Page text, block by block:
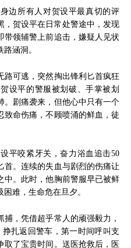
边所有人对贺设平最真切的评
，贺设平在日常处警途中，发现
带领辅警上前追击，嫌疑人见状
涵洞。
路可逃，突然掏出锋利匕首疯狂
设平的警服被划破、手掌被划
。剧痛袭来，但他心中只有一个
致命伤痛，不顾喷涌的鲜血，徒
平咬紧牙关，奋力浴血追击50
首。连续的失血与剧烈的伤痛让
中。此时，他胸前警服早已被鲜
难，生命危在旦夕。
，凭借超乎常人的顽强毅力，
扎返回警车，第一时间呼叫支
取了宝贵时间。送医抢救后，医